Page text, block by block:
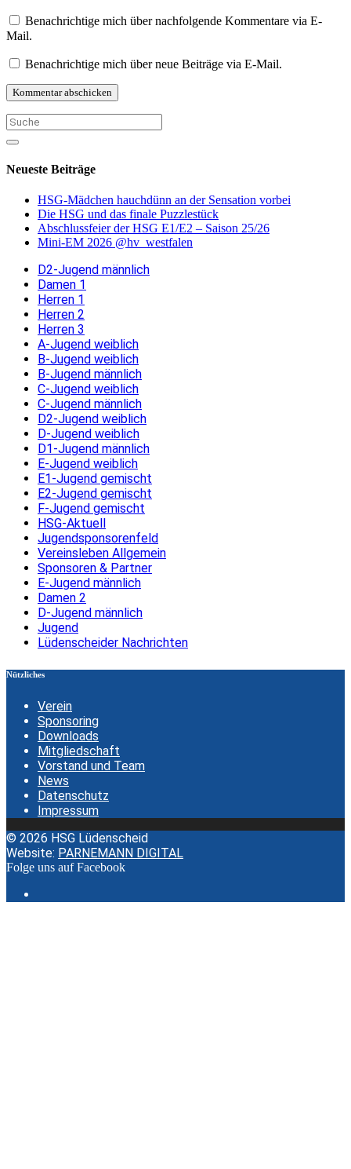
Benachrichtige mich über nachfolgende Kommentare via E-
Mail.
Benachrichtige mich über neue Beiträge via E-Mail.
Neueste Beiträge
HSG-Mädchen hauchdünn an der Sensation vorbei
Die HSG und das finale Puzzlestück
Abschlussfeier der HSG E1/E2 – Saison 25/26
Mini-EM 2026 @hv_westfalen
D2-Jugend männlich
Damen 1
Herren 1
Herren 2
Herren 3
A-Jugend weiblich
B-Jugend weiblich
B-Jugend männlich
C-Jugend weiblich
C-Jugend männlich
D2-Jugend weiblich
D-Jugend weiblich
D1-Jugend männlich
E-Jugend weiblich
E1-Jugend gemischt
E2-Jugend gemischt
F-Jugend gemischt
HSG-Aktuell
Jugendsponsorenfeld
Vereinsleben Allgemein
Sponsoren & Partner
E-Jugend männlich
Damen 2
D-Jugend männlich
Jugend
Lüdenscheider Nachrichten
Nützliches
Verein
Sponsoring
Downloads
Mitgliedschaft
Vorstand und Team
News
Datenschutz
Impressum
© 2026 HSG Lüdenscheid
Website: PARNEMANN DIGITAL
Folge uns auf Facebook